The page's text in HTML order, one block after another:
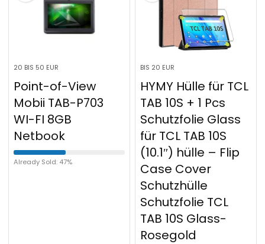
20 BIS 50 EUR
Point-of-View
Mobii TAB-P703
WI-FI 8GB
Netbook
Already Sold: 47%
BIS 20 EUR
HYMY Hülle für TCL
TAB 10S + 1 Pcs
Schutzfolie Glass
für TCL TAB 10S
(10.1″) hülle – Flip
Case Cover
Schutzhülle
Schutzfolie TCL
TAB 10S Glass-
Rosegold